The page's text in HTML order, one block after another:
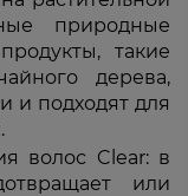
природные
такие
дерева,
и подходят для
волос Clear: в
или